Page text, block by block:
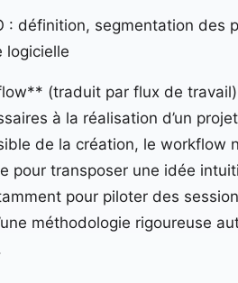
: définition, segmentation des
logicielle
(traduit par flux de travail)
à la réalisation d’un
de la création, le
pour transposer une idée
pour piloter des
méthodologie rigoureuse